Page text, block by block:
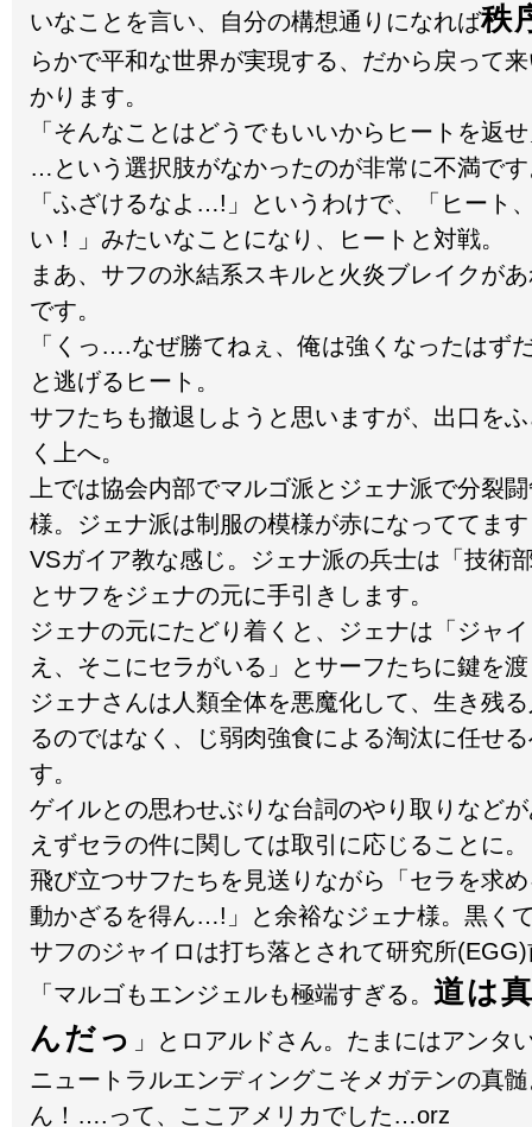
いなことを言い、自分の構想通りになれば秩
らかで平和な世界が実現する、だから戻って
かります。
「そんなことはどうでもいいからヒートを返
…という選択肢がなかったのが非常に不満で
「ふざけるなよ…!」というわけで、「ヒート
い！」みたいなことになり、ヒートと対戦。
まあ、サフの氷結系スキルと火炎ブレイクが
です。
「くっ….なぜ勝てねぇ、俺は強くなったはず
と逃げるヒート。
サフたちも撤退しようと思いますが、出口を
く上へ。
上では協会内部でマルゴ派とジェナ派で分裂
様。ジェナ派は制服の模様が赤になっててま
VSガイア教な感じ。ジェナ派の兵士は「技術
とサフをジェナの元に手引きします。
ジェナの元にたどり着くと、ジェナは「ジャ
え、そこにセラがいる」とサーフたちに鍵を
ジェナさんは人類全体を悪魔化して、生き残
るのではなく、じ弱肉強食による淘汰に任せ
す。
ゲイルとの思わせぶりな台詞のやり取りなど
えずセラの件に関しては取引に応じることに。
飛び立つサフたちを見送りながら「セラを求
動かざるを得ん…!」と余裕なジェナ様。黒く
サフのジャイロは打ち落とされて研究所
「マルゴもエンジェルも極端すぎる。 道は
んだっ 」とロアルドさん。たまにはアンタ
ニュートラルエンディングこそメガテンの真
ん！….って、ここアメリカでした…orz